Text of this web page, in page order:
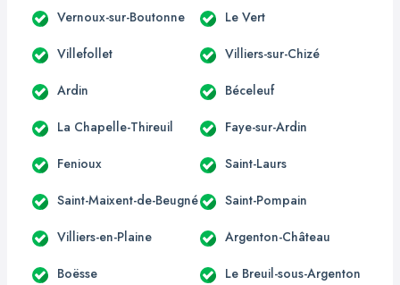
Vernoux-sur-Boutonne Le Vert
Villefollet Villiers-sur-Chizé
Ardin Béceleuf
La Chapelle-Thireuil Faye-sur-Ardin
Fenioux Saint-Laurs
Saint-Maixent-de-Beugné Saint-Pompain
Villiers-en-Plaine Argenton-Château
Boësse Le Breuil-sous-Argenton